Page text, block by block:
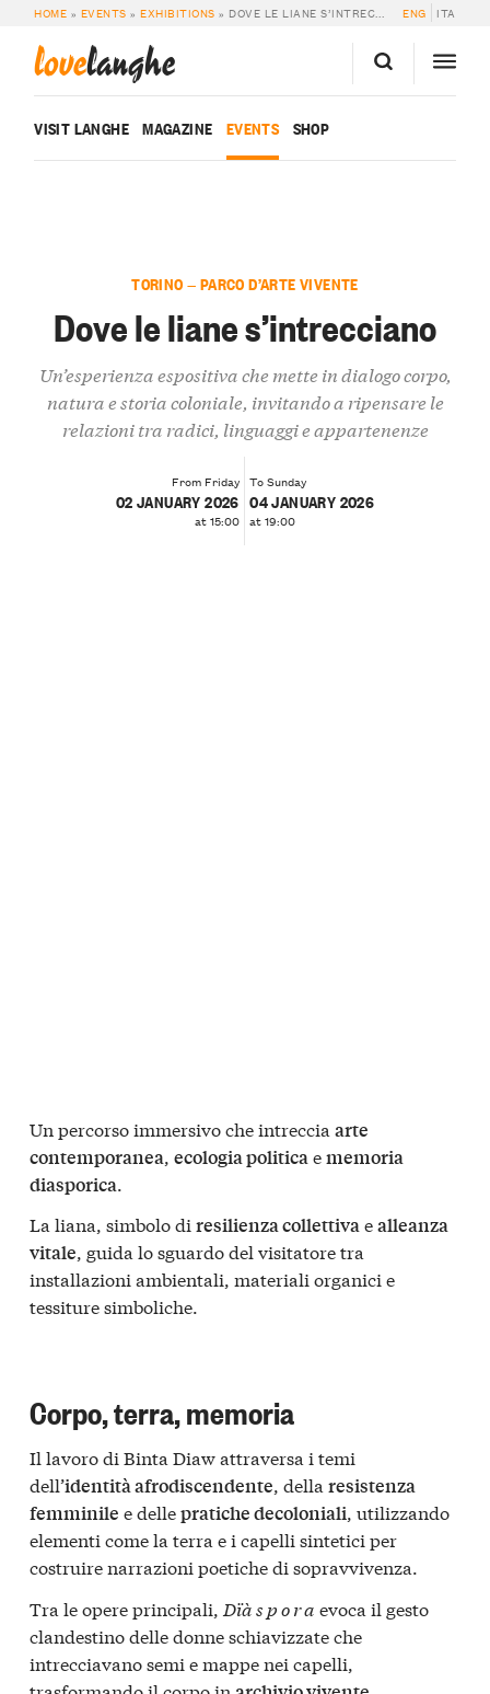
HOME » EVENTS »EXHIBITIONS » DOVE LE LIANE S’INTRECCIANO ENG ITA
lovelanghe
VISIT LANGHE MAGAZINE EVENTS SHOP
TORINO — PARCO D’ARTE VIVENTE
Dove le liane s’intrecciano
Un’esperienza espositiva che mette in dialogo corpo,
natura e storia coloniale, invitando a ripensare le
relazioni tra radici, linguaggi e appartenenze
From Friday
02 JANUARY 2026
at 15:00
To Sunday
04 JANUARY 2026
at 19:00
Un percorso immersivo che intreccia arte
contemporanea, ecologia politicaememoria
diasporica.
La liana, simbolo di resilienza collettivaealleanza
vitale, guida lo sguardo del visitatore tra
installazioni ambientali, materiali organici e
tessiture simboliche.
Corpo, terra, memoria
Il lavoro di Binta Diaw attraversa i temi
dell’identità afrodiscendente, della resistenza
femminile e dellepratiche decoloniali, utilizzando
elementi come la terra e i capelli sintetici per
costruire narrazioni poetiche di sopravvivenza.
Tra le opere principali, Dïà s p o r a evoca il gesto
clandestino delle donne schiavizzate che
intrecciavano semi e mappe nei capelli,